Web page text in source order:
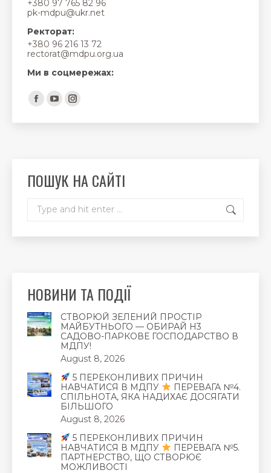
+380 97 765 82 96
pk-mdpu@ukr.net
Ректорат:
+380 96 216 13 72
rectorat@mdpu.org.ua
Ми в соцмережах:
Find us on:
Facebook
page
window
YouTube
page
window
Instagram
page
window
ПОШУК НА САЙТІ
НОВИНИ ТА ПОДІЇ
СТВОРЮЙ ЗЕЛЕНИЙ ПРОСТІР
МАЙБУТНЬОГО — ОБИРАЙ Н3
САДОВО-ПАРКОВЕ ГОСПОДАРСТВО В
МДПУ!
August 8, 2026
5 ПЕРЕКОНЛИВИХ ПРИЧИН
НАВЧАТИСЯ В МДПУ
ПЕРЕВАГА №4.
СПІЛЬНОТА, ЯКА НАДИХАЄ ДОСЯГАТИ
БІЛЬШОГО
August 8, 2026
5 ПЕРЕКОНЛИВИХ ПРИЧИН
НАВЧАТИСЯ В МДПУ
ПЕРЕВАГА №5.
ПАРТНЕРСТВО, ЩО СТВОРЮЄ
МОЖЛИВОСТІ